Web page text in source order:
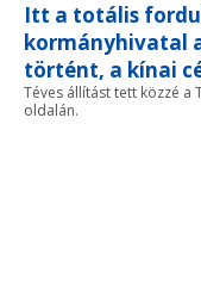
Itt a totális
kormányhivatal
történt, a kínai
Téves állítást tett közzé a
oldalán.